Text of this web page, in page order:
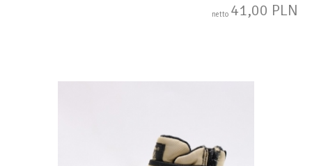
netto 41,00 PLN